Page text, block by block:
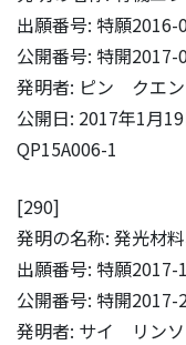
出願番号: 特願2016-
公開番号: 特開2017-
発明者: ピン クエ
公開日: 2017年1月
QP15A006-1
[290]
発明の名称: 発光材
出願番号: 特願2017-
公開番号: 特開2017-
発明者: サイ リン